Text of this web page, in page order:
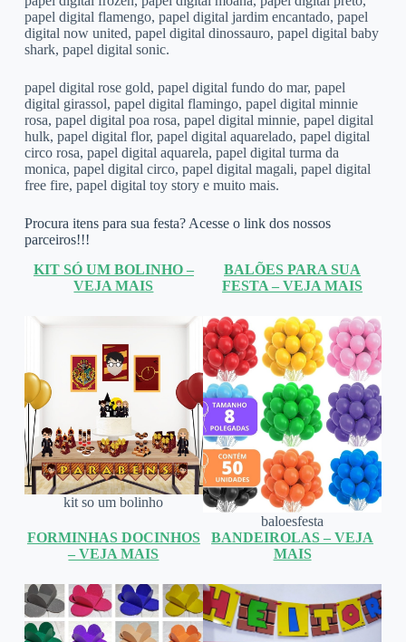
papel digital flamengo, papel digital jardim encantado, papel
digital now united, papel digital dinossauro, papel digital baby
shark, papel digital sonic.
papel digital rose gold, papel digital fundo do mar, papel
digital girassol, papel digital flamingo, papel digital minnie
rosa, papel digital poa rosa, papel digital minnie, papel digital
hulk, papel digital flor, papel digital aquarelado, papel digital
circo rosa, papel digital aquarela, papel digital turma da
monica, papel digital circo, papel digital magali, papel digital
free fire, papel digital toy story e muito mais.
Procura itens para sua festa? Acesse o link dos nossos
parceiros!!!
KIT SÓ UM BOLINHO –
VEJA MAIS
kit so um bolinho
BALÕES PARA SUA
FESTA – VEJA MAIS
baloesfesta
FORMINHAS DOCINHOS
– VEJA MAIS
BANDEIROLAS – VEJA
MAIS